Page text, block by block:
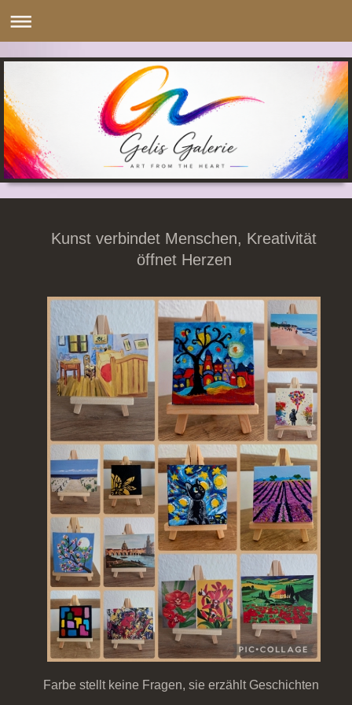
Kunst verbindet Menschen, Kreativität
öffnet Herzen
Farbe stellt keine Fragen, sie erzählt Geschichten